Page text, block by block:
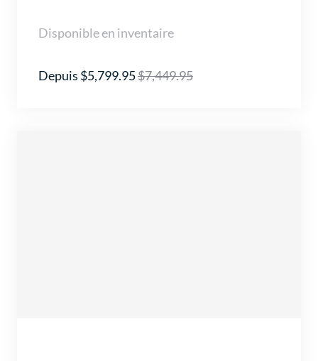
Disponible en inventaire
Depuis $5,799.95$7,449.95